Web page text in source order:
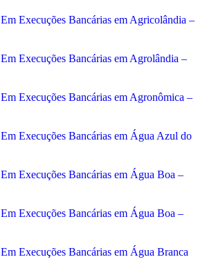
Execuções Bancárias em Agricolândia –
Execuções Bancárias em Agrolândia –
Execuções Bancárias em Agronômica –
Execuções Bancárias em Água Azul do
Execuções Bancárias em Água Boa –
Execuções Bancárias em Água Boa –
Execuções Bancárias em Água Branca